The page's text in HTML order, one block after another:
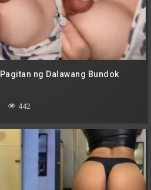
ng Dalawang Bundok
442